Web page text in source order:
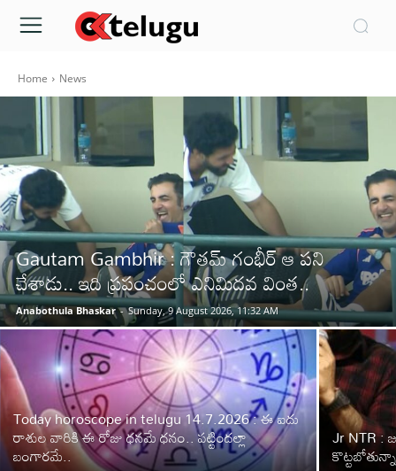
Home News
Gautam Gambhir : గౌతమ్ గంభీర్ ఆ పని
చేశాడు.. ఇది ప్రపంచంలో ఎనిమిదవ వింత..
Anabothula Bhaskar - Sunday, 9 August 2026, 11:32 AM
Today horoscope in telugu 14.7.2026 : ఈ ఐదు
రాశుల వారికి ఈ రోజు ధనమే ధనం.. పట్టిందల్లా
బంగారమే..
Jr NTR :